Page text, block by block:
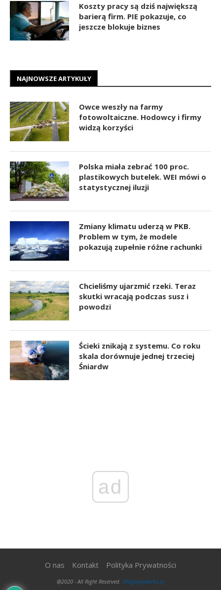
Koszty pracy są dziś największą
barierą firm. PIE pokazuje, co
jeszcze blokuje biznes
NAJNOWSZE ARTYKUŁY
Owce weszły na farmy
fotowoltaiczne. Hodowcy i firmy
widzą korzyści
Polska miała zebrać 100 proc.
plastikowych butelek. WEI mówi o
statystycznej iluzji
Zmiany klimatu uderzą w PKB.
Problem w tym, że modele
pokazują zupełnie różne rachunki
Chcieliśmy ujarzmić rzeki. Teraz
skutki wracają podczas susz i
powodzi
Ścieki znikają z systemu. Co roku
skala dorównuje jednej trzeciej
Śniardw
ad
O nas Kontakt Polityka Prywatności
@2020 - All Right Reserved. 300gospodarka.pl